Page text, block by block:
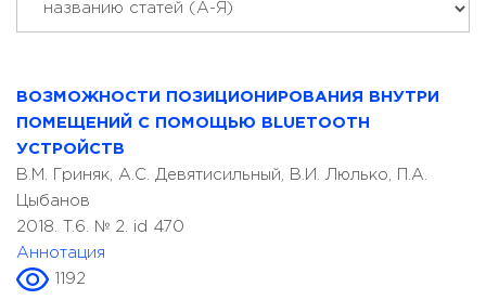
ВОЗМОЖНОСТИ ПОЗИЦИОНИРОВАНИЯ ВНУТРИ
ПОМЕЩЕНИЙ С ПОМОЩЬЮ BLUETOOTH
УСТРОЙСТВ
В.М. Гриняк, А.С. Девятисильный, В.И. Люлько, П.А.
Цыбанов
2018. T.6. № 2. id 470
Аннотация
1192